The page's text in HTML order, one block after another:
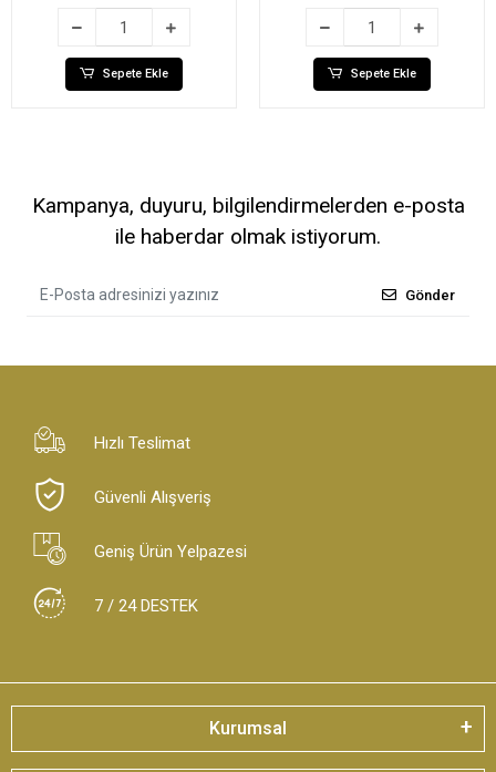
Sepete Ekle Sepete Ekle
Kampanya, duyuru, bilgilendirmelerden e-posta
ile haberdar olmak istiyorum.
Gönder
Hızlı Teslimat
Güvenli Alışveriş
Geniş Ürün Yelpazesi
7 / 24 DESTEK
Kurumsal